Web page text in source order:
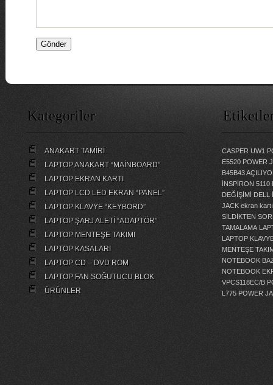
Kategoriler
ANAKART TAMİRİ
LAPTOP ANAKART “MAİNBOARD”
LAPTOP EKRAN KARTI
LAPTOP LCD LED EKRAN “PANEL”
LAPTOP KLAVYE “KEYBORD”
LAPTOP ŞARJ ALETİ “ADAPTÖR”
LAPTOP MENTEŞE TAKIMI
LAPTOP KASALARI
LAPTOP CD – DVD ROM
LAPTOP FAN SOĞUTUCU BLOK
ÜRÜNLER
CASPER UW1
E5520 POWER
B45B43
İNSPİRON
DEĞİŞİMİ
DELL
JACK ekran
SİLDİKTEN
TAMALAMA
LAPTOP
MENTEŞE
NOTEBOOK
NOTEBOOK
VPCS118EC/B
L775 POWER